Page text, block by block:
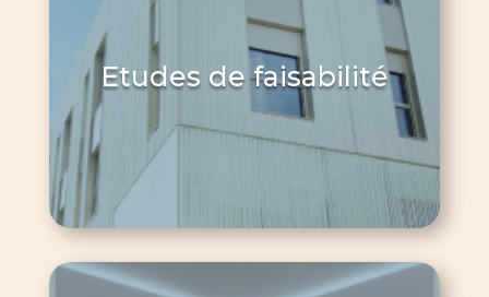
Etudes de faisabilité